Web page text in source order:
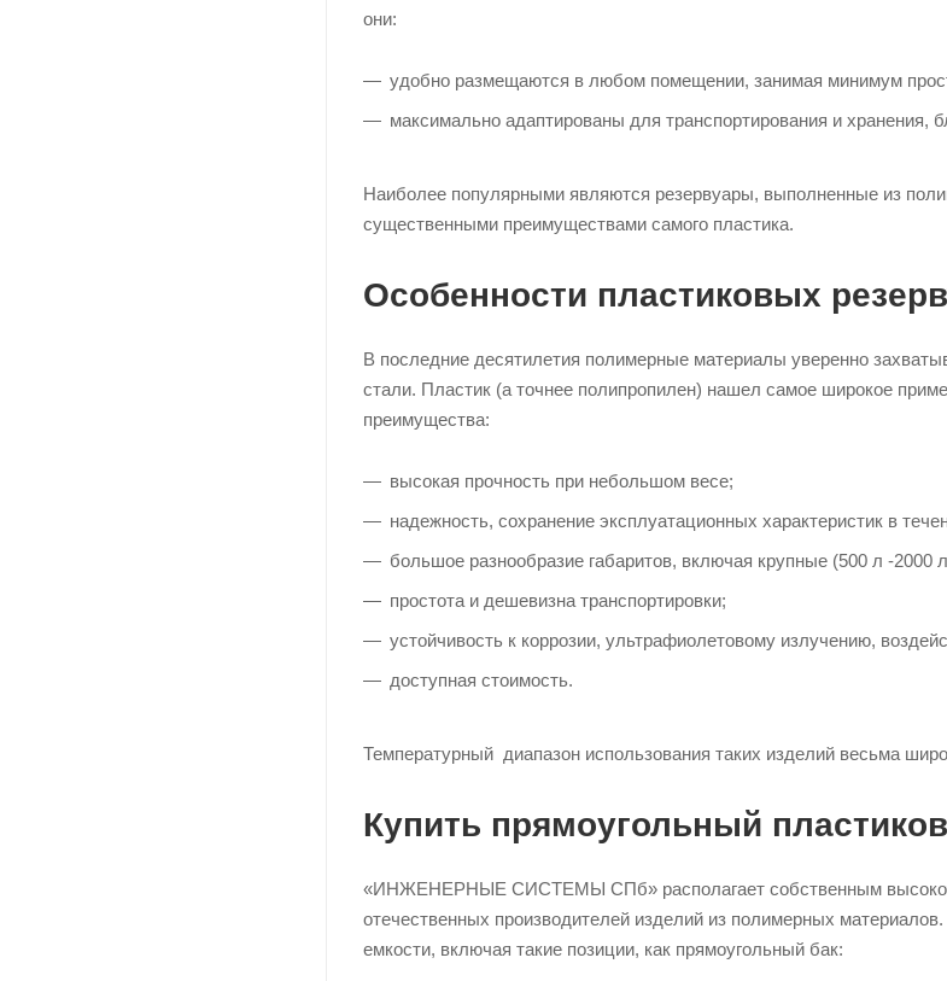
они:
удобно размещаются в любом помещении, занимая минимум
максимально адаптированы для транспортирования и хранения,
Наиболее популярными являются резервуары, выполненные из
существенными преимуществами самого пластика.
Особенности пластиковых
В последние десятилетия полимерные материалы уверенно
стали. Пластик (а точнее полипропилен) нашел самое широкое
преимущества:
высокая прочность при небольшом весе;
надежность, сохранение эксплуатационных характеристик в
большое разнообразие габаритов, включая крупные (500 л -2000
простота и дешевизна транспортировки;
устойчивость к коррозии, ультрафиолетовому излучению,
доступная стоимость.
Температурный диапазон использования таких изделий весьма
Купить прямоугольный
«ИНЖЕНЕРНЫЕ СИСТЕМЫ СПб» располагает собственным
отечественных производителей изделий из полимерных
емкости, включая такие позиции, как прямоугольный бак: